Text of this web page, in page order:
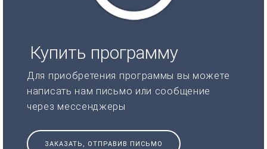
Купить программу
Для приобретения программы вы можете
написать нам письмо или сообщение
через мессенджеры
ЗАКАЗАТЬ, ОТПРАВИВ ПИСЬМО